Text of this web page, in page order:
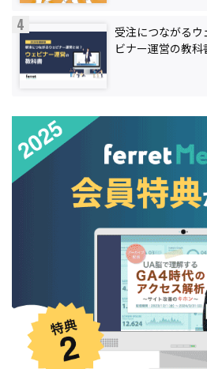
受注につながるウ
ビナー運営の教科